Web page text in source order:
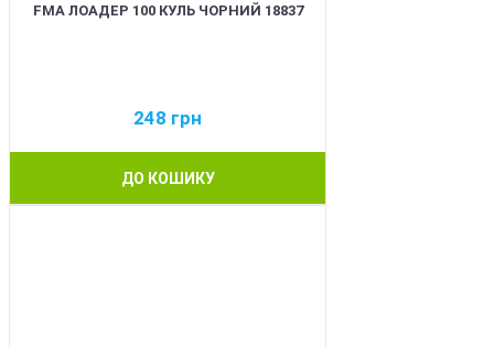
FMA ЛОАДЕР 100 КУЛЬ ЧОРНИЙ 18837
248 грн
ДО КОШИКУ